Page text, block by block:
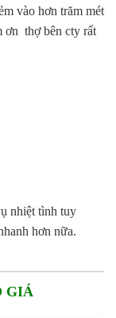
vào hơn trăm mét
ơn thợ bên cty rất
nhiệt tình tuy
hơn nữa.
GIÁ